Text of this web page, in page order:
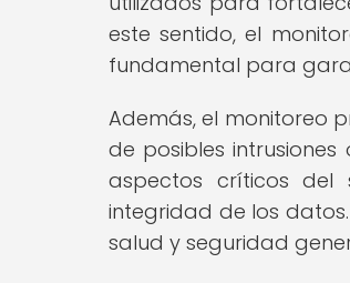
este sentido, el
fundamental para
Además, el monitoreo
de posibles
aspectos críticos del
integridad de los
salud y seguridad